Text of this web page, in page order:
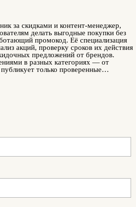
за скидками и контент-менеджер,
делать выгодные покупки без
промокод. Её специализация
акций, проверку сроков их действия
предложений от брендов.
в разных категориях — от
только проверенные
пользователи сайта получают